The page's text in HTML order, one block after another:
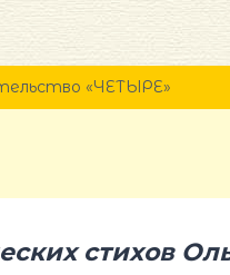
«ЧЕТЫРЕ»
стихов